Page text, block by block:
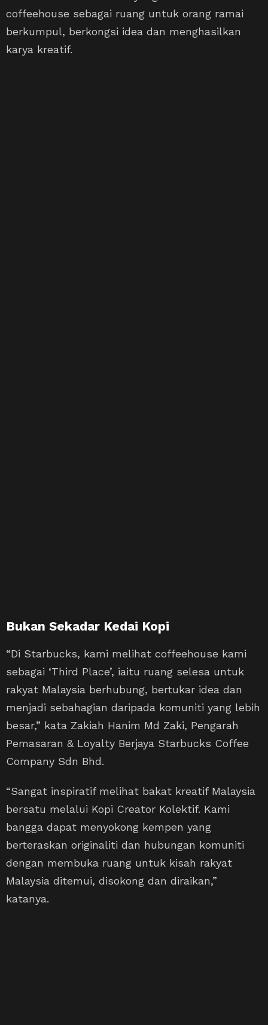
coffeehouse sebagai ruang untuk orang ramai
berkumpul, berkongsi idea dan menghasilkan
karya kreatif.
Bukan Sekadar Kedai Kopi
“Di Starbucks, kami melihat coffeehouse kami
sebagai ‘Third Place’, iaitu ruang selesa untuk
rakyat Malaysia berhubung, bertukar idea dan
menjadi sebahagian daripada komuniti yang lebih
besar,” kata Zakiah Hanim Md Zaki, Pengarah
Pemasaran & Loyalty Berjaya Starbucks Coffee
Company Sdn Bhd.
“Sangat inspiratif melihat bakat kreatif Malaysia
bersatu melalui Kopi Creator Kolektif. Kami
bangga dapat menyokong kempen yang
berteraskan originaliti dan hubungan komuniti
dengan membuka ruang untuk kisah rakyat
Malaysia ditemui, disokong dan diraikan,”
katanya.